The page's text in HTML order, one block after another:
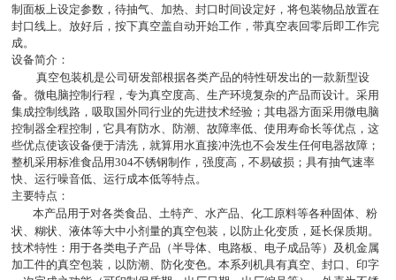
制面板上设定参数，待抽气、加热、封口时间设定好，将包装物品放置在
封口线上。放好后，按下真空盖自动开始工作，带真空表回零后即工作完
成。
设备简介：
真空包装机是公司研发部根据各类产品的特性研发出的一款新型设
备。微电脑控制行程，专为真空度高、生产环境复杂的产品而设计。采用
集成控制线路，吸取国外同行业的先进技术经验；其电器方面采用微电脑
控制器全程控制，它具有防水、防潮、故障率低、使用寿命长等优点，这
些优点使该设备便于清洗，就算用水直接冲洗也不会发生任何电器故障；
整机采用标准食品用304不锈钢制作，强度高，不易破损；具有抽气速率
快、运行噪音低、运行成本低等特点。
主要特点：
本产品用于对各类食品、土特产、水产品、化工原料等各种固体、粉
状、糊状、液体等大中小剂量的真空包装，以防止化变质，延长保质期。
技术特性：用于各类电子产品（半导体、电路板、电子成品等）及机金属
加工件的真空包装，以防潮、防化变色。本系列机具有真空、封口、印字